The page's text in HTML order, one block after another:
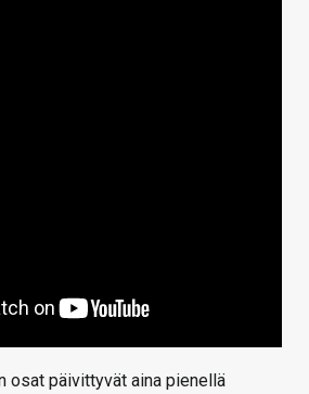
osat päivittyvät aina pienellä